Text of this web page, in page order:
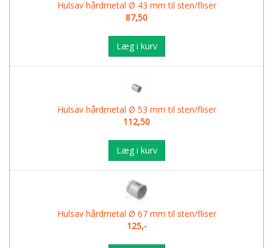
Hulsav hårdmetal Ø 43 mm til sten/fliser
87,50
Læg i kurv
Hulsav hårdmetal Ø 53 mm til sten/fliser
112,50
Læg i kurv
Hulsav hårdmetal Ø 67 mm til sten/fliser
125,-